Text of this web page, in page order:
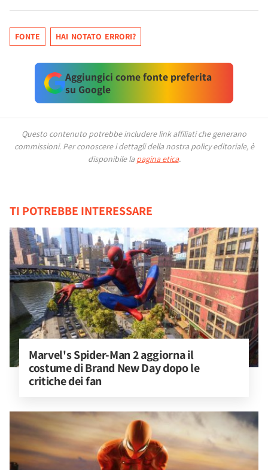
FONTE HAI NOTATO ERRORI?
Aggiungici come fonte preferita
su Google
Questo contenuto potrebbe includere link affiliati che generano
commissioni. Per conoscere i dettagli della nostra policy editoriale, è
disponibile la pagina etica.
TI POTREBBE INTERESSARE
Marvel's Spider-Man 2 aggiorna il
costume di Brand New Day dopo le
critiche dei fan